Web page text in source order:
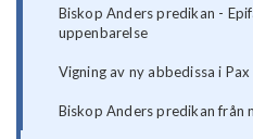
Biskop Anders predikan -
uppenbarelse
Vigning av ny abbedissa i
Biskop Anders predikan från